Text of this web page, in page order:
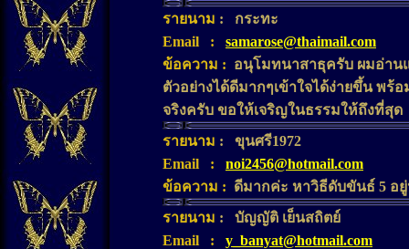
รายนาม : กระทะ
Email : samarose@thaimail.com
ข้อความ : อนุโมทนาสาธุครับ ผมอ่าน
ตัวอย่างได้ดีมากๆเข้าใจได้ง่ายขึ้น พร้
จริงครับ ขอให้เจริญในธรรมให้ถึงที่สุด
รายนาม : ขุนศรี1972
Email
: noi2456@hotmail.com
ข้อความ : ดีมากค่ะ หาวิธีดับขันธ์ 5 อ
รายนาม : บัญญัติ เย็นสถิตย์
Email : y_banyat@hotmail.com